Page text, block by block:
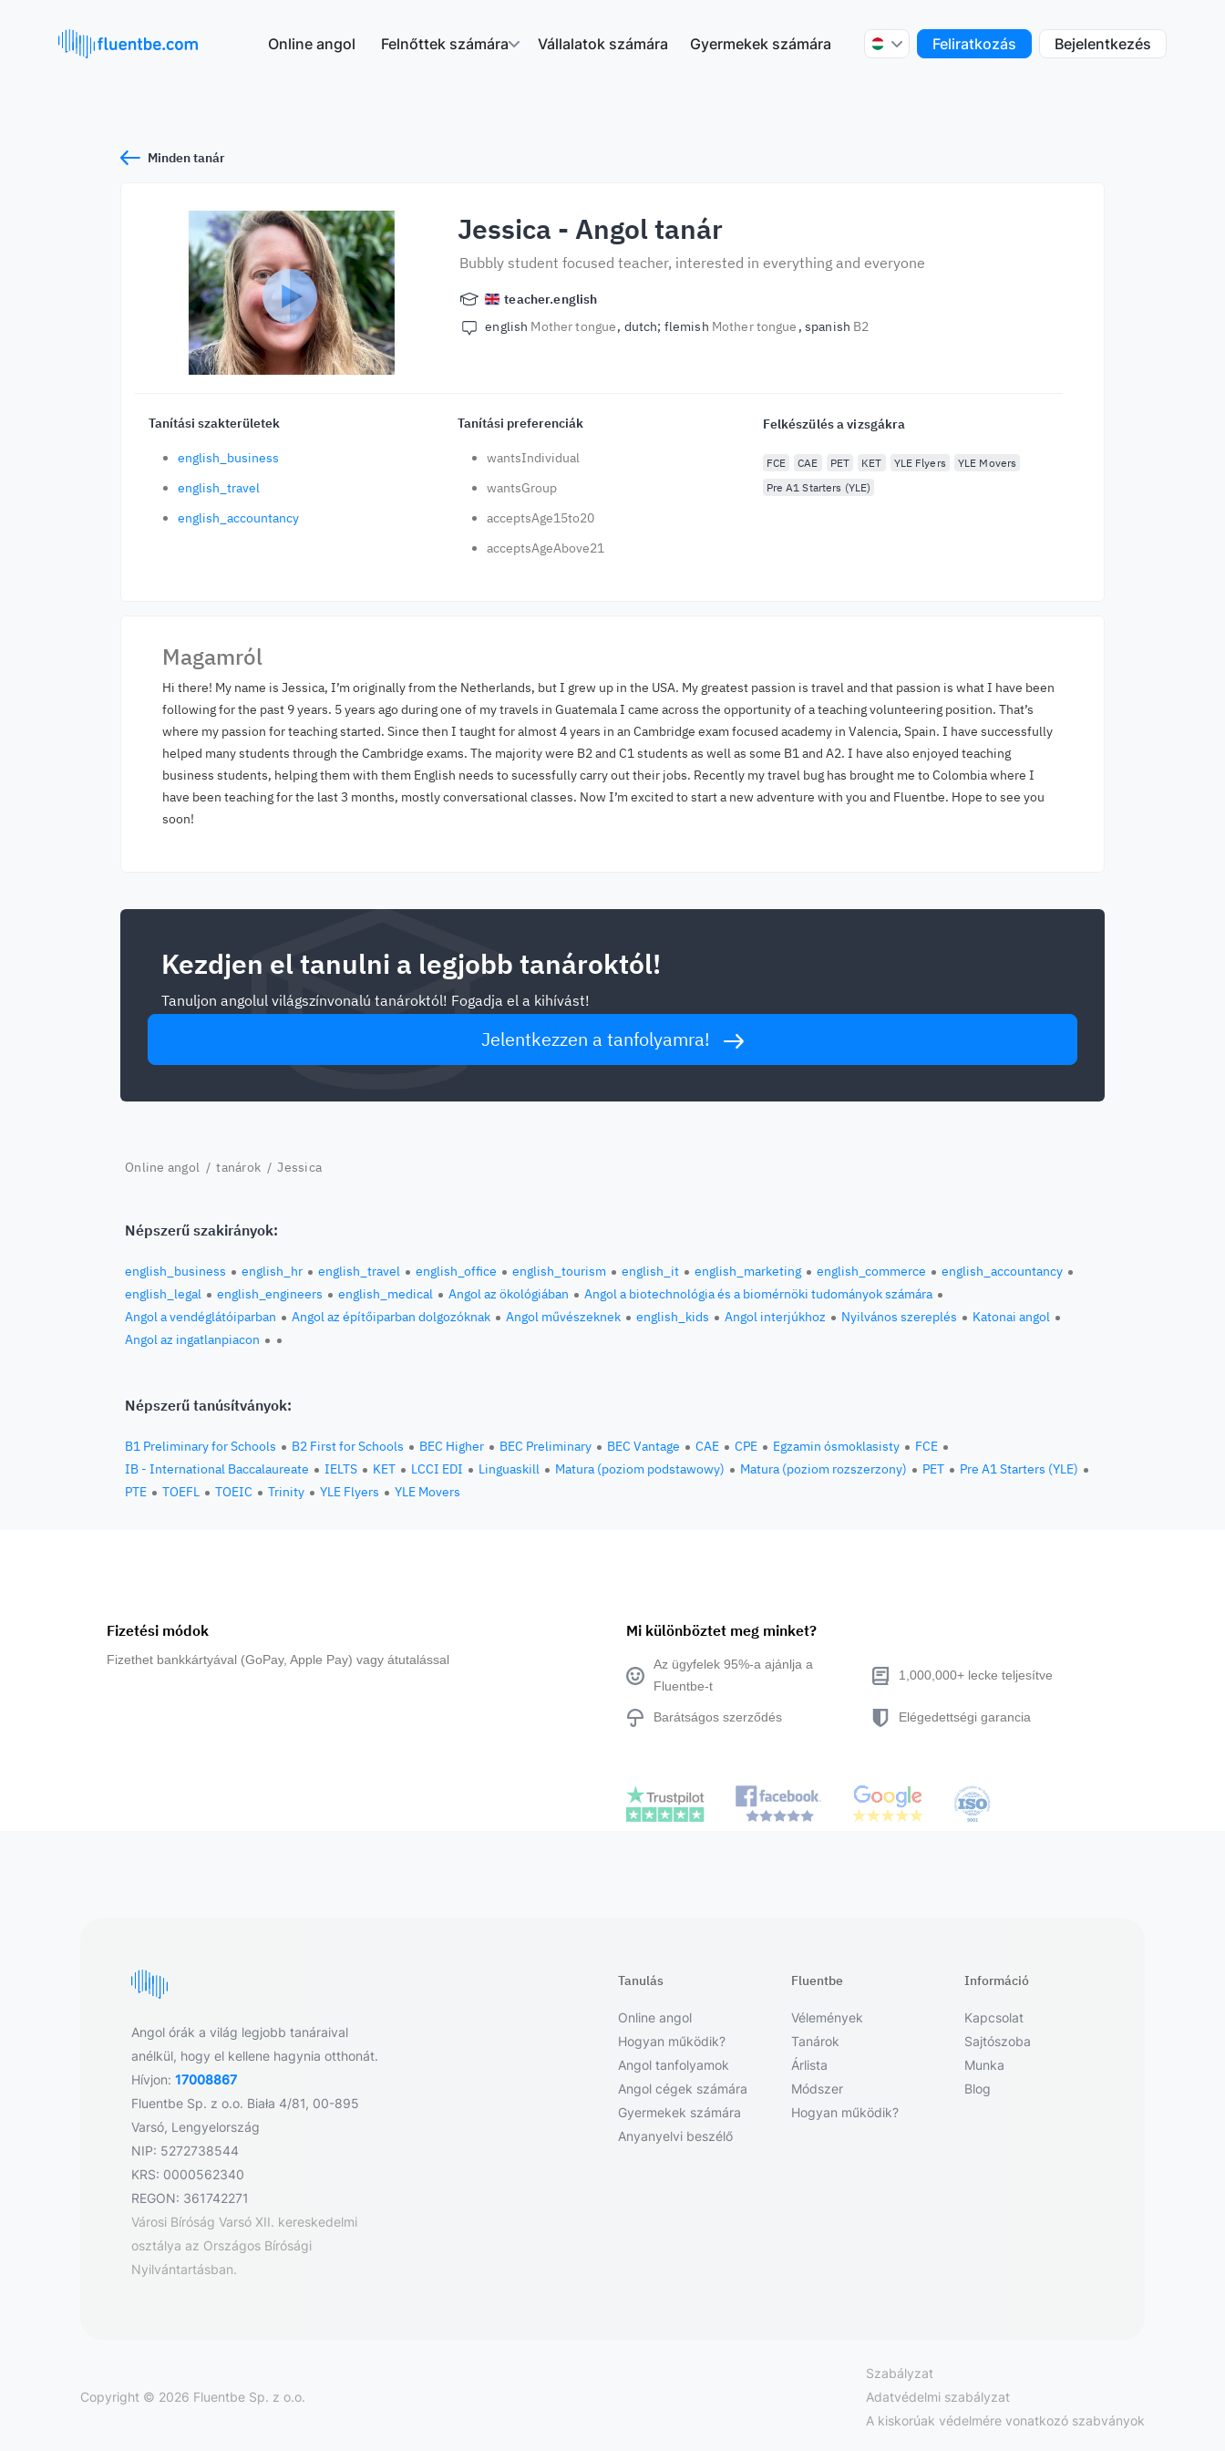
Online angol Felnőttek számára Vállalatok számára Gyermekek számára Feliratkozás Bejelentkezés
Minden tanár
Jessica - Angol tanár
Bubbly student focused teacher, interested in everything and everyone
teacher.english
english Mother tongue dutch; flemish Mother tongue spanish B2
Tanítási szakterületek
english_business
english_travel
english_accountancy
Tanítási preferenciák
wantsIndividual
wantsGroup
acceptsAge15to20
acceptsAgeAbove21
Felkészülés a vizsgákra
FCE CAE PET KET YLE Flyers
YLE Movers
Pre A1 Starters (YLE)
Magamról
Hi there! My name is Jessica, I’m originally from the Netherlands, but I grew up in the USA. My greatest passion is travel and that passion is what I have been
following for the past 9 years. 5 years ago during one of my travels in Guatemala I came across the opportunity of a teaching volunteering position. That’s
where my passion for teaching started. Since then I taught for almost 4 years in an Cambridge exam focused academy in Valencia, Spain. I have successfully
helped many students through the Cambridge exams. The majority were B2 and C1 students as well as some B1 and A2. I have also enjoyed teaching
business students, helping them with them English needs to sucessfully carry out their jobs. Recently my travel bug has brought me to Colombia where I
have been teaching for the last 3 months, mostly conversational classes. Now I’m excited to start a new adventure with you and Fluentbe. Hope to see you
soon!
Kezdjen el tanulni a legjobb tanároktól!
Tanuljon angolul világszínvonalú tanároktól! Fogadja el a kihívást!
Jelentkezzen a tanfolyamra!
Online angol /tanárok / Jessica
Népszerű szakirányok:
english_business english_hr english_travel english_office english_tourism english_it english_marketing english_commerce
english_accountancy
english_legal
english_engineers english_medical Angol az ökológiában
Angol a biotechnológia és a biomérnöki tudományok számára
Angol a vendéglátóiparban
Angol az építőiparban dolgozóknak Angol művészeknek english_kids Angol interjúkhoz Nyilvános szereplés
Katonai angol
Angol az ingatlanpiacon
Népszerű tanúsítványok:
B1 Preliminary for Schools B2 First for Schools BEC Higher BEC Preliminary BEC Vantage CAE CPE Egzamin ósmoklasisty
FCE
IB - International Baccalaureate
IELTS KET LCCI EDI Linguaskill Matura (poziom podstawowy) Matura (poziom rozszerzony) PET
Pre A1 Starters (YLE)
PTE
TOEFL TOEIC Trinity YLE Flyers YLE Movers
Fizetési módok
Fizethet bankkártyával (GoPay, Apple Pay) vagy átutalással
Mi különböztet meg minket?
Az ügyfelek 95%-a ajánlja a
Fluentbe-t
1,000,000+ lecke teljesítve
Barátságos szerződés Elégedettségi garancia
Angol órák a világ legjobb tanáraival
anélkül, hogy el kellene hagynia otthonát.
Hívjon: 17008867
Fluentbe Sp. z o.o. Biała 4/81, 00-895
Varsó, Lengyelország
NIP: 5272738544
KRS: 0000562340
REGON: 361742271
Városi Bíróság Varsó XII. kereskedelmi
osztálya az Országos Bírósági
Nyilvántartásban.
Tanulás
Online angol
Hogyan működik?
Angol tanfolyamok
Angol cégek számára
Gyermekek számára
Anyanyelvi beszélő
Fluentbe
Vélemények
Tanárok
Árlista
Módszer
Hogyan működik?
Információ
Kapcsolat
Sajtószoba
Munka
Blog
Copyright © 2026 Fluentbe Sp. z o.o.
Szabályzat
Adatvédelmi szabályzat
A kiskorúak védelmére vonatkozó szabványok